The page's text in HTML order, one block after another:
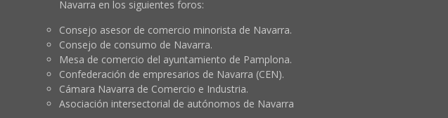
Navarra en los siguientes foros:
Consejo asesor de comercio minorista de Navarra.
Consejo de consumo de Navarra.
Mesa de comercio del ayuntamiento de Pamplona.
Confederación de empresarios de Navarra (CEN).
Cámara Navarra de Comercio e Industria.
Asociación intersectorial de autónomos de Navarra